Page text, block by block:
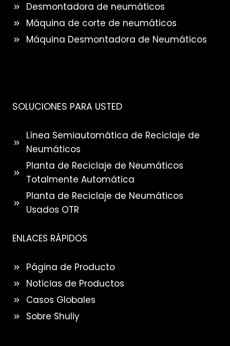
Desmontadora de neumáticos
Máquina de corte de neumáticos
Máquina Desmontadora de Neumáticos
SOLUCIONES PARA USTED
Línea Semiautomática de Reciclaje de
Neumáticos
Planta de Reciclaje de Neumáticos
Totalmente Automática
Planta de Reciclaje de Neumáticos
Usados OTR
ENLACES RÁPIDOS
Página de Producto
Noticias de Productos
Casos Globales
Sobre Shuliy